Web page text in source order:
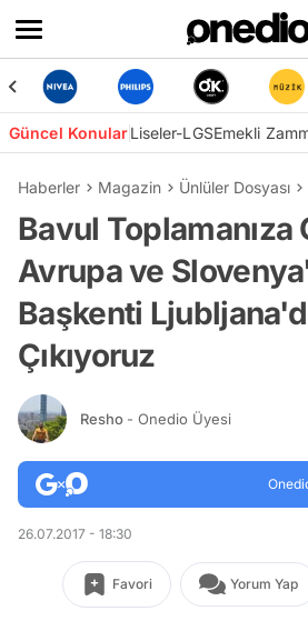
Güncel KonularLiseler-LGSEmekli
Haberler Magazin Ünlüler Dosyası
Bavul Toplamanıza
Avrupa ve
Başkenti
Çıkıyoruz
Resho - Onedio Üyesi
26.07.2017 - 18:30
Favori Yorum Yap